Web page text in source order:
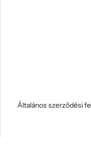
Általános szerződési